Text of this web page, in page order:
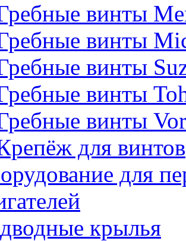
винты
винты
винты
винты
винты
для винтов
для
крылья